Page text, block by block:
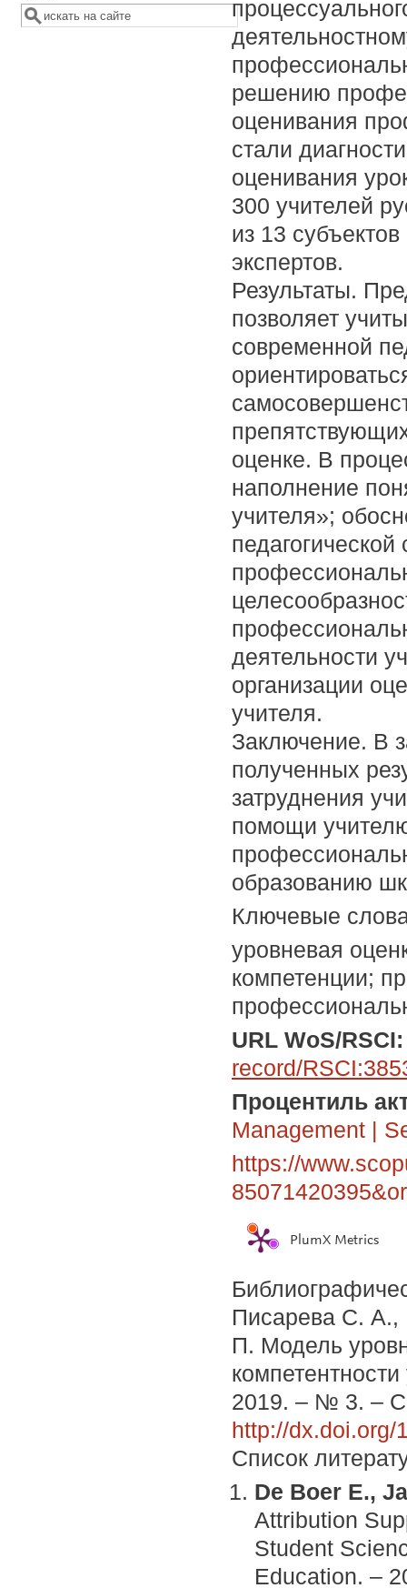
решению
оценивания
стали
оценивания
300 учителей
из 13
экспертов.
Результаты.
позволяет
современной
оценке. В
наполнение
учителя»;
деятельности
организации
учителя.
Заключение. В
полученных
затруднения
помощи
образованию
Ключевые
уровневая
компетенции;
URL WoS/
record/
Процентиль
Management |
https://
PlumX Metrics
Писарева С.
П. Модель
2019. – № 3. –
http://dx.doi.org/
Список
De Boer E.,
Attribution
Student
Education. –